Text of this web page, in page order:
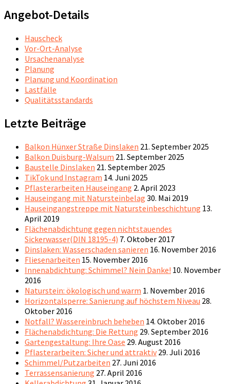
Angebot-Details
Hauscheck
Vor-Ort-Analyse
Ursachenanalyse
Planung
Planung und Koordination
Lastfälle
Qualitätsstandards
Letzte Beiträge
Balkon Hünxer Straße Dinslaken 21. September 2025
Balkon Duisburg-Walsum 21. September 2025
Baustelle Dinslaken 21. September 2025
TikTok und Instagram 14. Juni 2025
Pflasterarbeiten Hauseingang 2. April 2023
Hauseingang mit Natursteinbelag 30. Mai 2019
Hauseingangstreppe mit Natursteinbeschichtung 13.
April 2019
Flächenabdichtung gegen nichtstauendes
Sickerwasser(DIN 18195-4) 7. Oktober 2017
Dinslaken: Wasserschaden sanieren 16. November 2016
Fliesenarbeiten 15. November 2016
Innenabdichtung: Schimmel? Nein Danke! 10. November
2016
Naturstein: ökologisch und warm 1. November 2016
Horizontalsperre: Sanierung auf höchstem Niveau 28.
Oktober 2016
Notfall? Wassereinbruch beheben 14. Oktober 2016
Flächenabdichtung: Die Rettung 29. September 2016
Gartengestaltung: Ihre Oase 29. August 2016
Pflasterarbeiten: Sicher und attraktiv 29. Juli 2016
Schimmel/Putzarbeiten 27. Juni 2016
Terrassensanierung 27. April 2016